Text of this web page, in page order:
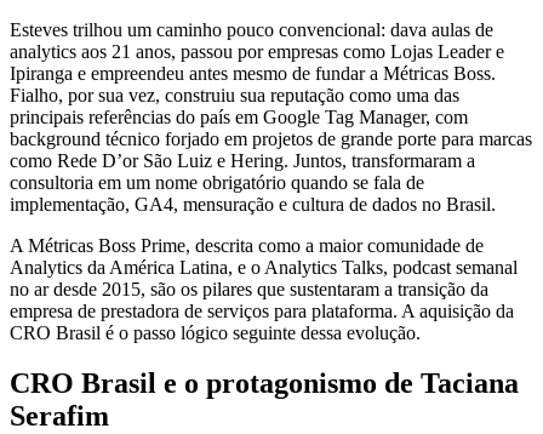
Esteves trilhou um caminho pouco convencional: dava aulas de
analytics aos 21 anos, passou por empresas como Lojas Leader e
Ipiranga e empreendeu antes mesmo de fundar a Métricas Boss.
Fialho, por sua vez, construiu sua reputação como uma das
principais referências do país em Google Tag Manager, com
background técnico forjado em projetos de grande porte para marcas
como Rede D’or São Luiz e Hering. Juntos, transformaram a
consultoria em um nome obrigatório quando se fala de
implementação, GA4, mensuração e cultura de dados no Brasil.
A Métricas Boss Prime, descrita como a maior comunidade de
Analytics da América Latina, e o Analytics Talks, podcast semanal
no ar desde 2015, são os pilares que sustentaram a transição da
empresa de prestadora de serviços para plataforma. A aquisição da
CRO Brasil é o passo lógico seguinte dessa evolução.
CRO Brasil e o protagonismo de Taciana
Serafim